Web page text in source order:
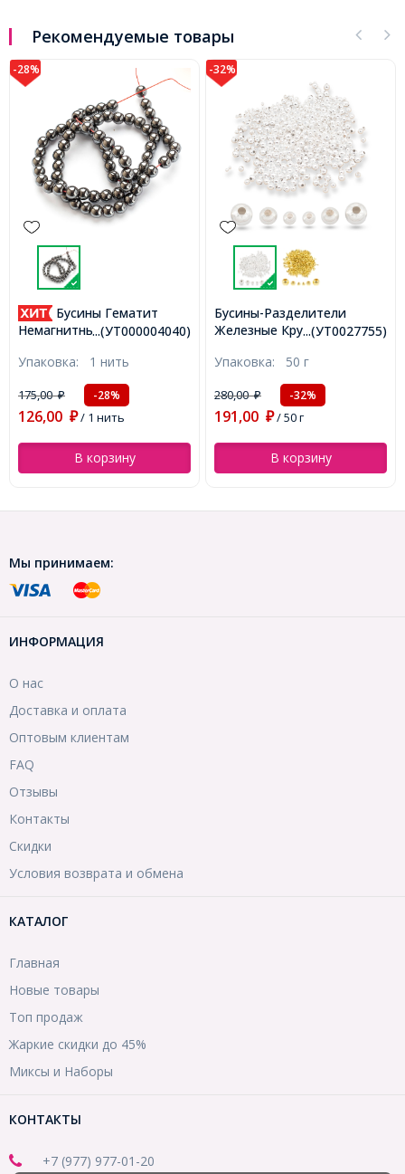
Рекомендуемые товары
-28%
...(УТ000004040)
Бусины Гематит
Немагнитный, на нитях,
1мм, около 66шт/42см/
нить, (УТ000004040)
Упаковка: 1 нить
175,00₽ -28%
126,00 ₽/ 1 нить
В корзину
-32%
...(УТ0027755)
Бусины-Разделители
Железные Круглые,
1-2мм, (УТ0027755)
Упаковка: 50 г
280,00₽ -32%
191,00 ₽/ 50 г
В корзину
Мы принимаем:
ИНФОРМАЦИЯ
О нас
Доставка и оплата
Оптовым клиентам
FAQ
Отзывы
Контакты
Скидки
Условия возврата и обмена
КАТАЛОГ
Главная
Новые товары
Топ продаж
Жаркие скидки до 45%
Миксы и Наборы
КОНТАКТЫ
+7 (977) 977-01-20